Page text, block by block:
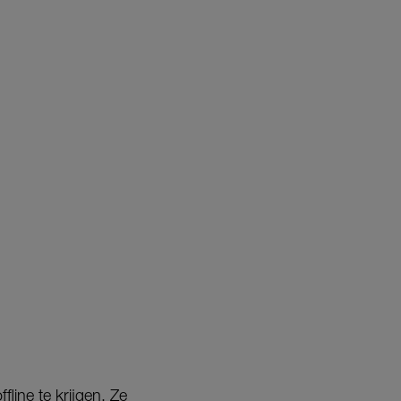
te krijgen. Ze